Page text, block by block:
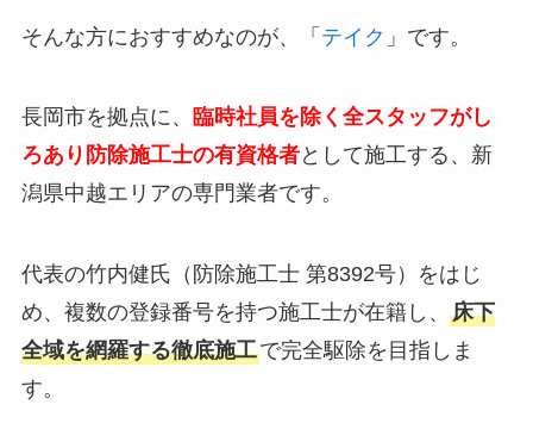
そんな方におすすめなのが、「 テイク 」です。
長岡市を拠点に、
臨時社員を除く全スタッフがし
ろあり防除施工士の有資格者として施工する、新
潟県中越エリアの専門業者です。
代表の竹内健氏（防除施工士 第8392号）をはじ
め、複数の登録番号を持つ施工士が在籍し、 床下
全域を網羅する徹底施工で完全駆除を目指しま
す。